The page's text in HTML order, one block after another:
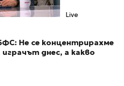
Live
Не се концентрирахме
днес, а какво